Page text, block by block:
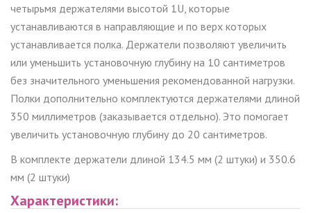
четырьмя держателями высотой 1 U , которые
устанавливаются в направляющие и по верх которых
устанавливается полка. Держатели позволяют увеличить
или уменьшить установочную глубину на 10 сантиметров
без значительного уменьшения рекомендованной нагрузки.
Полки дополнительно комплектуются держателями длиной
350 миллиметров (заказывается отдельно). Это помогает
увеличить установочную глубину до 20 сантиметров.
В комплекте держатели длиной 134.5 мм (2 штуки) и 350.6
мм (2 штуки)
Характеристики: